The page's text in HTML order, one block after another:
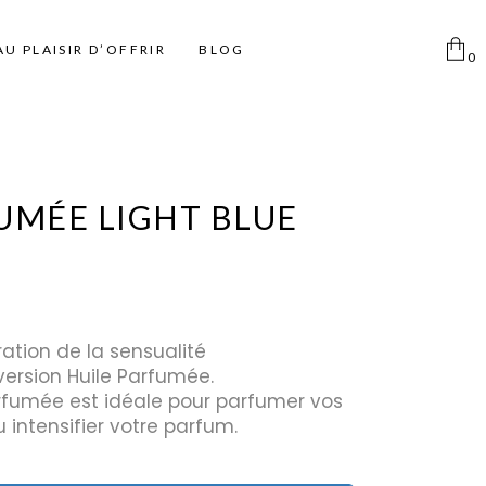
Femme
Homme
Pinceaux
Pinceaux Individuels
Miroirs
Disque coton
Taille Crayon
Déodorants Spray
Déodorant Roll on et Stick
PLAISIR D’OFFRIR BLOG 0
LIGHT BLUE
de la sensualité
Huile Parfumée.
est idéale pour parfumer vos
intensifier votre parfum.